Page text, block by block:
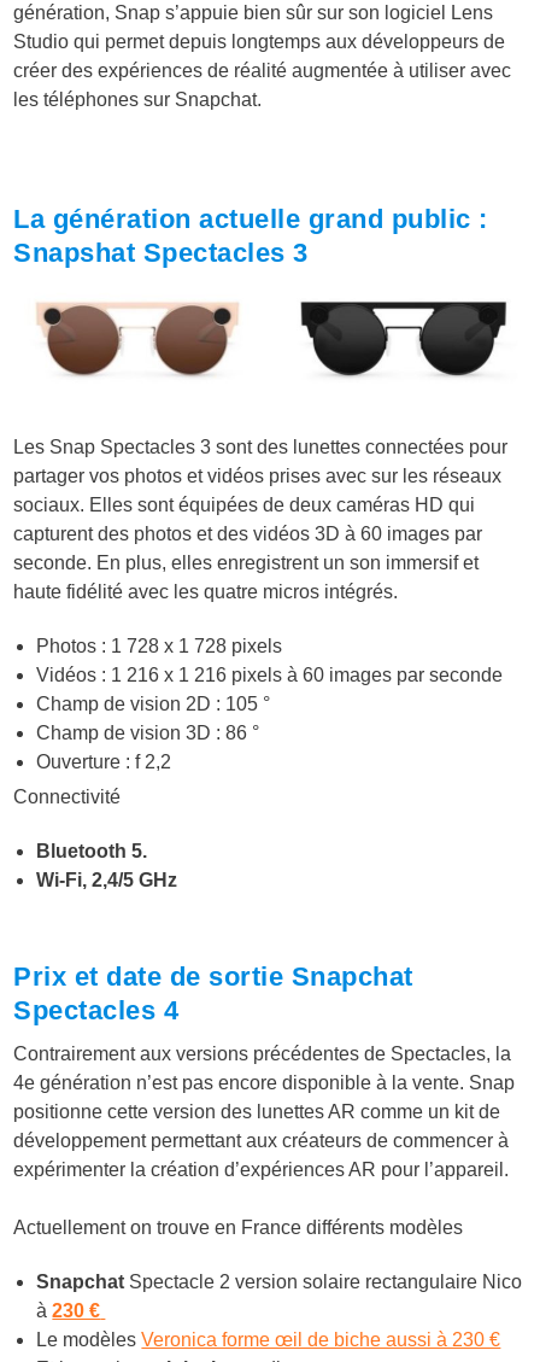
génération, Snap s’appuie bien sûr sur son logiciel Lens
Studio qui permet depuis longtemps aux développeurs de
créer des expériences de réalité augmentée à utiliser avec
les téléphones sur Snapchat.
La génération actuelle grand public :
Snapshat Spectacles 3
Les Snap Spectacles 3 sont des lunettes connectées pour
partager vos photos et vidéos prises avec sur les réseaux
sociaux. Elles sont équipées de deux caméras HD qui
capturent des photos et des vidéos 3D à 60 images par
seconde. En plus, elles enregistrent un son immersif et
haute fidélité avec les quatre micros intégrés.
Photos : 1 728 x 1 728 pixels
Vidéos : 1 216 x 1 216 pixels à 60 images par seconde
Champ de vision 2D : 105 °
Champ de vision 3D : 86 °
Ouverture : f 2,2
Connectivité
Bluetooth 5.
Wi-Fi, 2,4/5 GHz
Prix et date de sortie Snapchat
Spectacles 4
Contrairement aux versions précédentes de Spectacles, la
4e génération n’est pas encore disponible à la vente. Snap
positionne cette version des lunettes AR comme un kit de
développement permettant aux créateurs de commencer à
expérimenter la création d’expériences AR pour l’appareil.
Actuellement on trouve en France différents modèles
Snapchat Spectacle 2 version solaire rectangulaire Nico
à230 €
Le modèlesVeronica forme œil de biche aussi à 230 €